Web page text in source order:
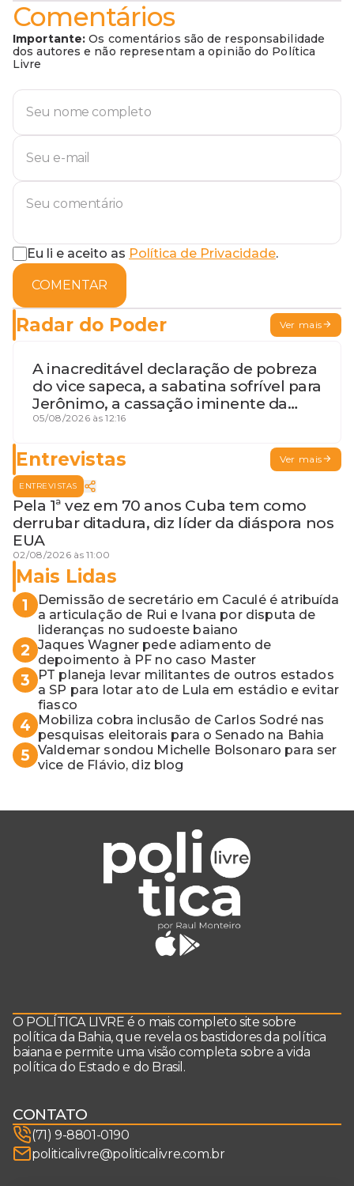
Comentários
Importante: Os comentários são de responsabilidade
dos autores e não representam a opinião do Política
Livre
Eu li e aceito as Política de Privacidade.
COMENTAR
Radar do Poder Ver mais
A inacreditável declaração de pobreza
do vice sapeca, a sabatina sofrível para
Jerônimo, a cassação iminente da
desembargadora e a vaga do Quinto
05/08/2026 às 12:16
Entrevistas Ver mais
ENTREVISTAS
Pela 1ª vez em 70 anos Cuba tem como
derrubar ditadura, diz líder da diáspora nos
EUA
02/08/2026 às 11:00
Mais Lidas
1
Demissão de secretário em Caculé é atribuída
a articulação de Rui e Ivana por disputa de
lideranças no sudoeste baiano
2 Jaques Wagner pede adiamento de
depoimento à PF no caso Master
3
PT planeja levar militantes de outros estados
a SP para lotar ato de Lula em estádio e evitar
fiasco
4
Mobiliza cobra inclusão de Carlos Sodré nas
pesquisas eleitorais para o Senado na Bahia
5 Valdemar sondou Michelle Bolsonaro para ser
vice de Flávio, diz blog
O POLÍTICA LIVRE é o mais completo site sobre
política da Bahia, que revela os bastidores da política
baiana e permite uma visão completa sobre a vida
política do Estado e do Brasil.
CONTATO
(71) 9-8801-0190
politicalivre@politicalivre.com.br